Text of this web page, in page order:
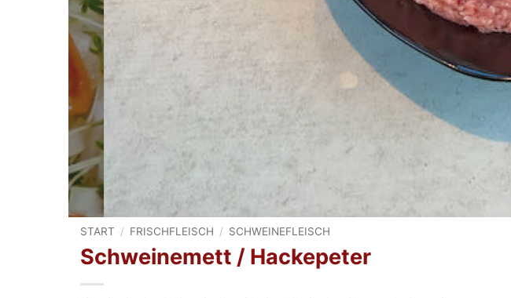
START / FRISCHFLEISCH / SCHWEINEFLEISCH
Schweinemett / Hackepeter